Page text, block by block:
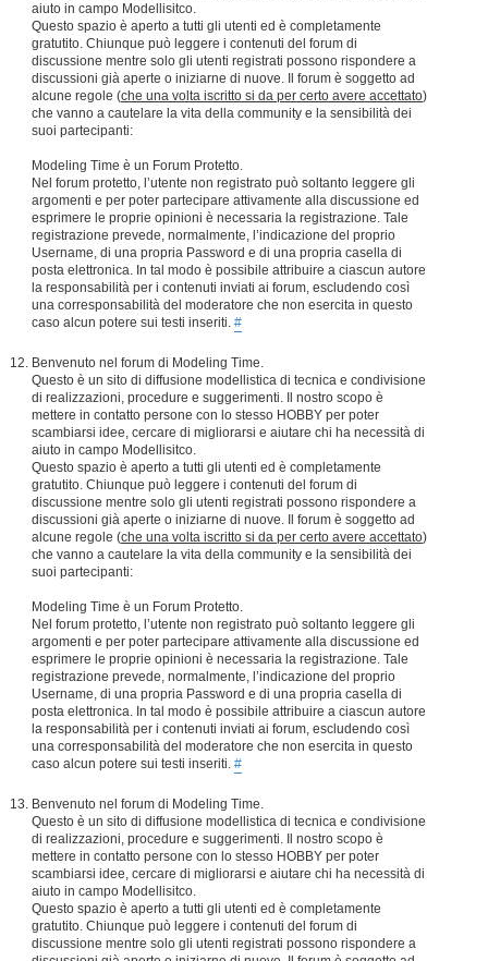
aiuto in campo Modellisitco.
Questo spazio è aperto a tutti gli utenti ed è completamente
gratutito. Chiunque può leggere i contenuti del forum di
discussione mentre solo gli utenti registrati possono rispondere a
discussioni già aperte o iniziarne di nuove. Il forum è soggetto ad
alcune regole (che una volta iscritto si da per certo avere accettato)
che vanno a cautelare la vita della community e la sensibilità dei
suoi partecipanti:
Modeling Time è un Forum Protetto.
Nel forum protetto, l’utente non registrato può soltanto leggere gli
argomenti e per poter partecipare attivamente alla discussione ed
esprimere le proprie opinioni è necessaria la registrazione. Tale
registrazione prevede, normalmente, l’indicazione del proprio
Username, di una propria Password e di una propria casella di
posta elettronica. In tal modo è possibile attribuire a ciascun autore
la responsabilità per i contenuti inviati ai forum, escludendo così
una corresponsabilità del moderatore che non esercita in questo
caso alcun potere sui testi inseriti. #
Benvenuto nel forum di Modeling Time.
Questo è un sito di diffusione modellistica di tecnica e condivisione
di realizzazioni, procedure e suggerimenti. Il nostro scopo è
mettere in contatto persone con lo stesso HOBBY per poter
scambiarsi idee, cercare di migliorarsi e aiutare chi ha necessità di
aiuto in campo Modellisitco.
Questo spazio è aperto a tutti gli utenti ed è completamente
gratutito. Chiunque può leggere i contenuti del forum di
discussione mentre solo gli utenti registrati possono rispondere a
discussioni già aperte o iniziarne di nuove. Il forum è soggetto ad
alcune regole (che una volta iscritto si da per certo avere accettato)
che vanno a cautelare la vita della community e la sensibilità dei
suoi partecipanti:
Modeling Time è un Forum Protetto.
Nel forum protetto, l’utente non registrato può soltanto leggere gli
argomenti e per poter partecipare attivamente alla discussione ed
esprimere le proprie opinioni è necessaria la registrazione. Tale
registrazione prevede, normalmente, l’indicazione del proprio
Username, di una propria Password e di una propria casella di
posta elettronica. In tal modo è possibile attribuire a ciascun autore
la responsabilità per i contenuti inviati ai forum, escludendo così
una corresponsabilità del moderatore che non esercita in questo
caso alcun potere sui testi inseriti. #
Benvenuto nel forum di Modeling Time.
Questo è un sito di diffusione modellistica di tecnica e condivisione
di realizzazioni, procedure e suggerimenti. Il nostro scopo è
mettere in contatto persone con lo stesso HOBBY per poter
scambiarsi idee, cercare di migliorarsi e aiutare chi ha necessità di
aiuto in campo Modellisitco.
Questo spazio è aperto a tutti gli utenti ed è completamente
gratutito. Chiunque può leggere i contenuti del forum di
discussione mentre solo gli utenti registrati possono rispondere a